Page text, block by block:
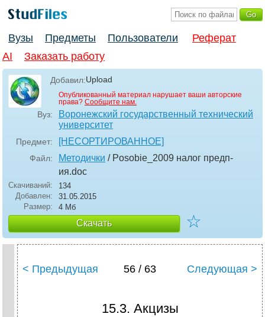
Вузы Предметы Пользователи
Реферат
AI
Заказать работу
Добавил:Upload
Опубликованный материал нарушает ваши авторские
права? Сообщите нам.
Вуз:
Воронежский государственный технический
университет
Предмет: [НЕСОРТИРОВАННОЕ]
Файл: Методички / Posobie_2009 налог предп-
ия.doc
Скачиваний:
134
Добавлен:
31.05.2015
Размер:
4 Мб
Скачать ☆
< Предыдущая 56 / 63 Следующая >
15.3. Акцизы